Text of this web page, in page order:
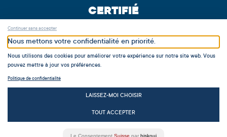
CERTIFIÉ
MEMBRE
Continuer sans accepter
Nous mettons votre confidentialité en priorité.
Nous utilisons des cookies pour améliorer votre expérience sur notre site web. Vous
pouvez mettre à jour vos préférences.
Politique de confidentialité
LAISSEZ-MOI CHOISIR
TOUT ACCEPTER
Le Consentement Suisse par biskoui